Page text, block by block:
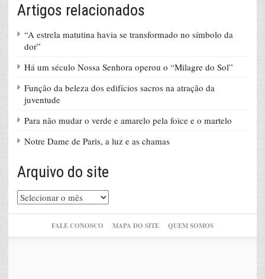
Artigos relacionados
“A estrela matutina havia se transformado no símbolo da
dor”
Há um século Nossa Senhora operou o “Milagre do Sol”
Função da beleza dos edifícios sacros na atração da
juventude
Para não mudar o verde e amarelo pela foice e o martelo
Notre Dame de Paris, a luz e as chamas
Arquivo do site
Arquivo
do
FALE CONOSCO MAPA DO SITE QUEM SOMOS